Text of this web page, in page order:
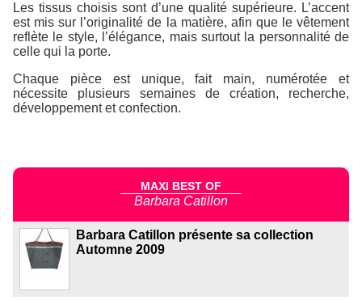
Les tissus choisis sont d’une qualité supérieure. L’accent
est mis sur l’originalité de la matière, afin que le vêtement
reflète le style, l’élégance, mais surtout la personnalité de
celle qui la porte.
Chaque pièce est unique, fait main, numérotée et
nécessite plusieurs semaines de création, recherche,
développement et confection.
MAXI BEST OF
Barbara Catillon
Barbara Catillon présente sa collection
Automne 2009